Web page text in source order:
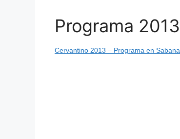
Programa 2013
Cervantino 2013 – Programa en Sabana